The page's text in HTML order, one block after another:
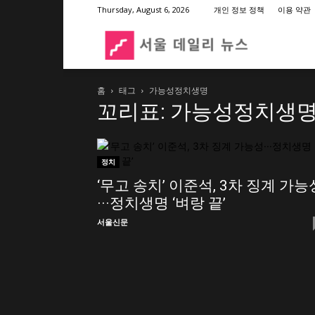
Thursday, August 6, 2026 개인 정보 정책 이용 약관
일
홈 태그 가능성정치생명
꼬리표: 가능성정치생명
정치
‘무고 송치’ 이준석, 3차 징계 가능
···정치생명 ‘벼랑 끝’
서울신문